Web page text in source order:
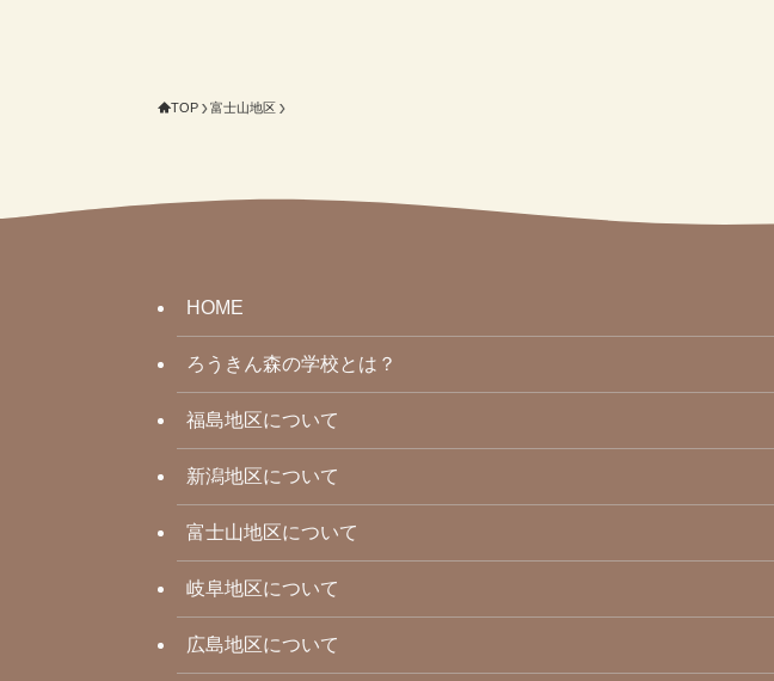
TOP 富士山地区
HOME
ろうきん森の学校とは？
福島地区について
新潟地区について
富士山地区について
岐阜地区について
広島地区について